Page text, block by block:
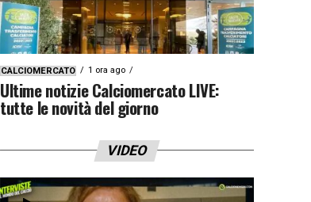
CALCIOMERCATO 1 ora ago
Ultime notizie Calciomercato LIVE:
tutte le novità del giorno
VIDEO